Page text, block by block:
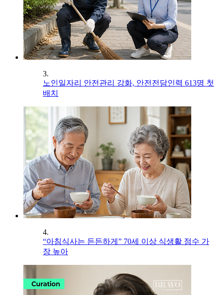
3.
노인일자리 안전관리 강화, 안전전담인력 613명 첫
배치
4.
“아침식사는 든든하게” 70세 이상 식생활 점수 가
장 높아